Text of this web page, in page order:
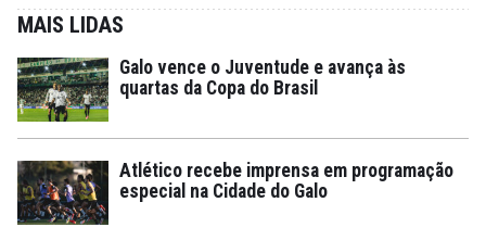
MAIS LIDAS
Galo vence o Juventude e avança às
quartas da Copa do Brasil
Atlético recebe imprensa em programação
especial na Cidade do Galo